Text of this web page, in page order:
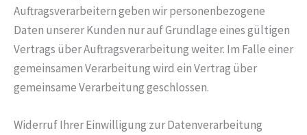
Auftragsverarbeitern geben wir personenbezogene
Daten unserer Kunden nur auf Grundlage eines gültigen
Vertrags über Auftragsverarbeitung weiter. Im Falle einer
gemeinsamen Verarbeitung wird ein Vertrag über
gemeinsame Verarbeitung geschlossen.
Widerruf Ihrer Einwilligung zur Datenverarbeitung